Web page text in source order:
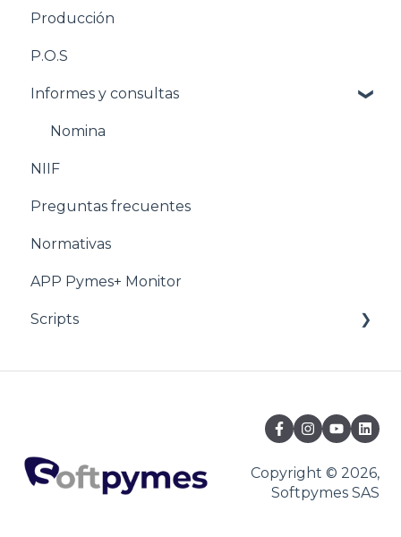
Pasos para configurar Producción
Estructuración Producción
Pasos para configurar POS
Estructuración POS
Estructuración Utilitarios
Producción
P.O.S
Informes y consultas
Nomina
NIIF
Preguntas frecuentes
Normativas
APP Pymes+ Monitor
Scripts
Copyright © 2026,
Softpymes SAS